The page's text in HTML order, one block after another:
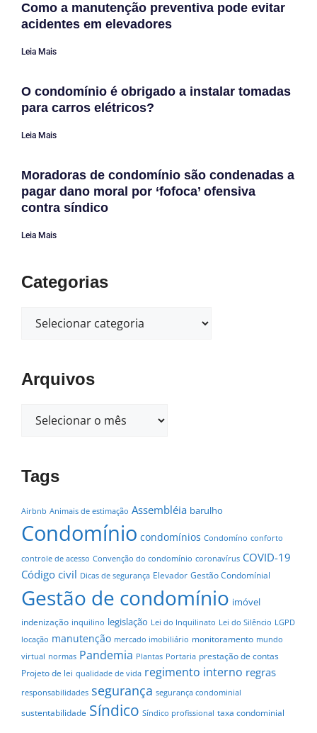
Como a manutenção preventiva pode evitar
acidentes em elevadores
Leia Mais
O condomínio é obrigado a instalar tomadas
para carros elétricos?
Leia Mais
Moradoras de condomínio são condenadas a
pagar dano moral por ‘fofoca’ ofensiva
contra síndico
Leia Mais
Categorias
Arquivos
Tags
Airbnb Animais de estimação Assembléia barulho
Condomínio condomínios Condomíno conforto
controle de acesso Convenção do condomínio coronavírus COVID-19
Código civil Dicas de segurança Elevador Gestão Condomínial
Gestão de condomínio imóvel
indenização inquilino legislação Lei do Inquilinato Lei do Silêncio LGPD
locação manutenção mercado imobiliário monitoramento mundo
virtual normas Pandemia Plantas Portaria prestação de contas
Projeto de lei qualidade de vida regimento interno regras
responsabilidades segurança segurança condominial
sustentabilidade Síndico Síndico profissional taxa condominial